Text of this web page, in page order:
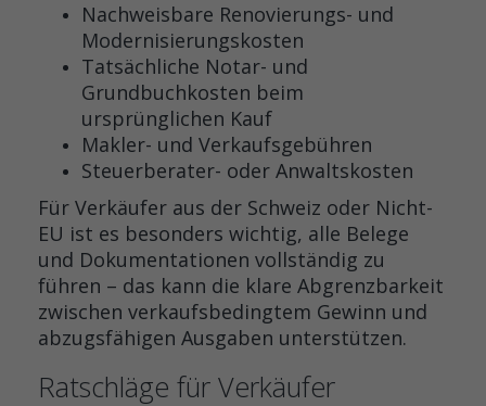
Nachweisbare Renovierungs- und
Modernisierungskosten
Tatsächliche Notar- und
Grundbuchkosten beim
ursprünglichen Kauf
Makler- und Verkaufsgebühren
Steuerberater- oder Anwaltskosten
Für Verkäufer aus der Schweiz oder Nicht-
EU ist es besonders wichtig, alle Belege
und Dokumentationen vollständig zu
führen – das kann die klare Abgrenzbarkeit
zwischen verkaufsbedingtem Gewinn und
abzugsfähigen Ausgaben unterstützen.
Ratschläge für Verkäufer